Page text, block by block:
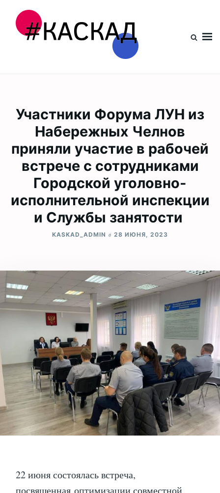
Участники Форума ЛУН из
Набережных Челнов
приняли участие в рабочей
встрече с сотрудниками
Городской уголовно-
исполнительной инспекции
и Службы занятости
KASKAD_ADMIN в 28 ИЮНЯ, 2023
22 июня состоялась встреча,
посвященная оптимизации совместной